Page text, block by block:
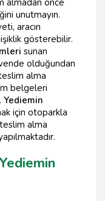
almadan önce
unutmayın.
aracın
gösterebilir.
sunan
olduğundan
alma
belgeleri
Yediemin
için otoparkla
alma